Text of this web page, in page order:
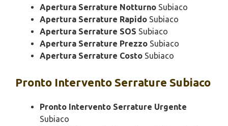
Apertura Serrature Notturno Subiaco
Apertura Serrature Rapido Subiaco
Apertura Serrature SOS Subiaco
Apertura Serrature Prezzo Subiaco
Apertura Serrature Costo Subiaco
Pronto Intervento Serrature Subiaco
Pronto Intervento Serrature Urgente
Subiaco